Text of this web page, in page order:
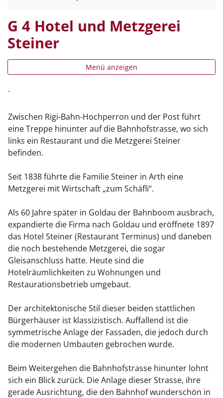
G 4 Hotel und Metzgerei
Steiner
Menü anzeigen
.
Zwischen Rigi-Bahn-Hochperron und der Post führt
eine Treppe hinunter auf die Bahnhofstrasse, wo sich
links ein Restaurant und die Metzgerei Steiner
befinden.
Seit 1838 führte die Familie Steiner in Arth eine
Metzgerei mit Wirtschaft „zum Schäfli“.
Als 60 Jahre später in Goldau der Bahnboom ausbrach,
expandierte die Firma nach Goldau und eröffnete 1897
das Hotel Steiner (Restaurant Terminus) und daneben
die noch bestehende Metzgerei, die sogar
Gleisanschluss hatte. Heute sind die
Hotelräumlichkeiten zu Wohnungen und
Restaurationsbetrieb umgebaut.
Der architektonische Stil dieser beiden stattlichen
Bürgerhäuser ist klassizistisch. Auffallend ist die
symmetrische Anlage der Fassaden, die jedoch durch
die modernen Umbauten gebrochen wurde.
Beim Weitergehen die Bahnhofstrasse hinunter lohnt
sich ein Blick zurück. Die Anlage dieser Strasse, ihre
gerade Ausrichtung, die den Bahnhof wunderschön in